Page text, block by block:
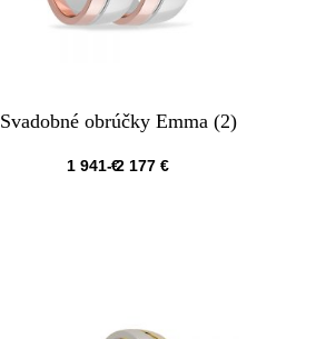
Svadobné obrúčky Emma (2)
1 941€2 177€